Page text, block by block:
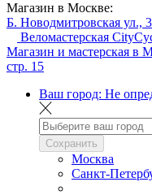
Магазин в Москве:
Б. Новодмитровская ул.,
Веломастерская
Магазин и мастерская в
стр. 15
Ваш город: Не
Сохранить
Москва
Санкт-